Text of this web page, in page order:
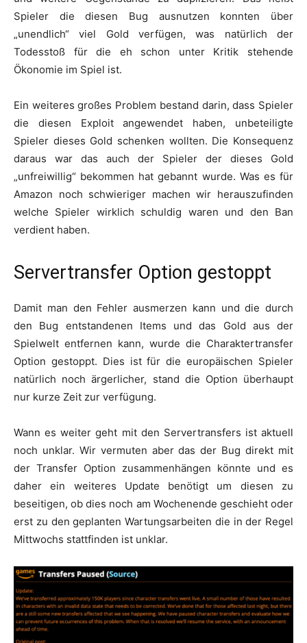
Spieler die diesen Bug ausnutzen konnten über
„unendlich“ viel Gold verfügen, was natürlich der
Todesstoß für die eh schon unter Kritik stehende
Ökonomie im Spiel ist.
Ein weiteres großes Problem bestand darin, dass Spieler
die diesen Exploit angewendet haben, unbeteiligte
Spieler dieses Gold schenken wollten. Die Konsequenz
daraus war das auch der Spieler der dieses Gold
„unfreiwillig“ bekommen hat gebannt wurde. Was es für
Amazon noch schwieriger machen wir herauszufinden
welche Spieler wirklich schuldig waren und den Ban
verdient haben.
Servertransfer Option gestoppt
Damit man den Fehler ausmerzen kann und die durch
den Bug entstandenen Items und das Gold aus der
Spielwelt entfernen kann, wurde die Charaktertransfer
Option gestoppt. Dies ist für die europäischen Spieler
natürlich noch ärgerlicher, stand die Option überhaupt
nur kurze Zeit zur verfügung.
Wann es weiter geht mit den Servertransfers ist aktuell
noch unklar. Wir vermuten aber das der Bug direkt mit
der Transfer Option zusammenhängen könnte und es
daher ein weiteres Update benötigt um diesen zu
beseitigen, ob dies noch am Wochenende geschieht oder
erst zu den geplanten Wartungsarbeiten die in der Regel
Mittwochs stattfinden ist unklar.